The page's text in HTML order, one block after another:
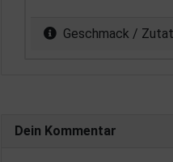
Geschmack /
Dein Kommentar